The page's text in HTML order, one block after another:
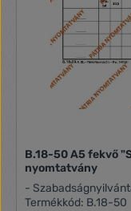
B.18-50 A5 fekvő
nyomtatvány
-
Termékkód: B.18-50